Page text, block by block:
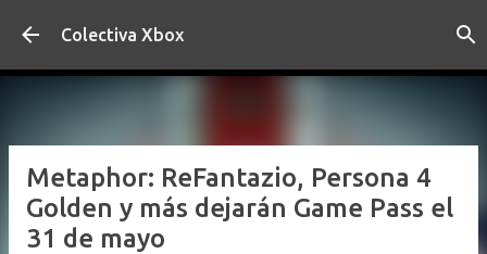
Ir al contenido principal
Colectiva Xbox
Metaphor: ReFantazio, Persona 4
Golden y más dejarán Game Pass el
31 de mayo